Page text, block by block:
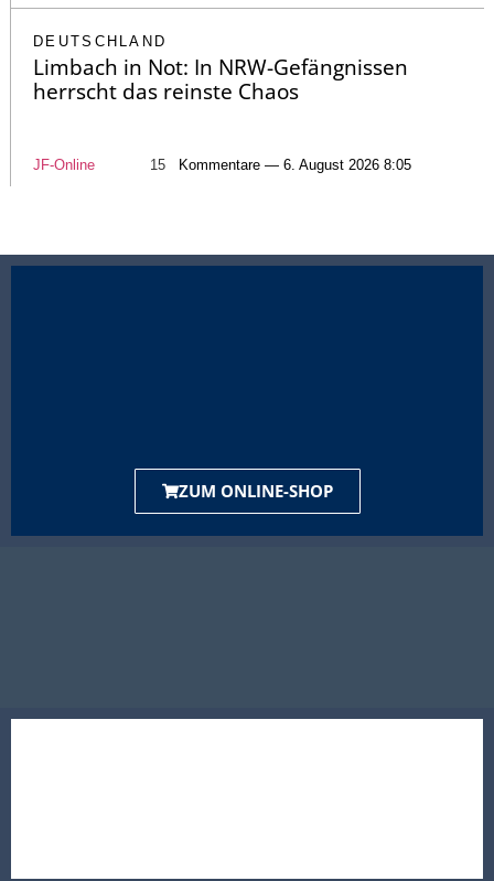
DEUTSCHLAND
Limbach in Not: In NRW-Gefängnissen
herrscht das reinste Chaos
JF-Online 15 Kommentare — 6. August 2026 8:05
ZUM ONLINE-SHOP